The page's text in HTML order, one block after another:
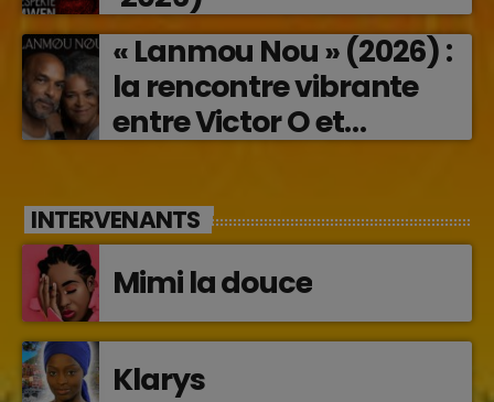
« Lanmou Nou » (2026) :
la rencontre vibrante
entre Victor O et
INTERVENANTS
Mimi la douce
Klarys